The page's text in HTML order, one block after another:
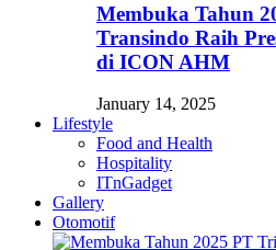
Membuka Tahun
Transindo Raih
di ICON AHM
January 14, 2025
Lifestyle
Food and Health
Hospitality
ITnGadget
Gallery
Otomotif